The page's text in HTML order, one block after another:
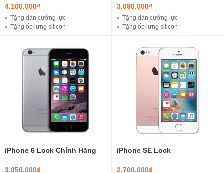
4.100.000₫
Tặng dán cường lực
Tặng ốp lưng silicon
3.090.000₫
Tặng dán cường lực
Tặng ốp lưng silicon
iPhone 6 Lock Chính Hãng
3.050.000₫
iPhone SE Lock
2.700.000₫